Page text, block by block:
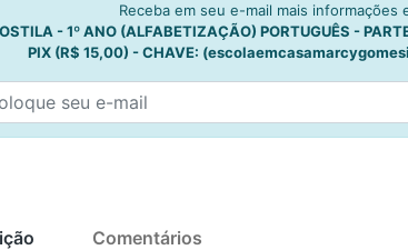
Receba em seu e-mail mais informações
- 1º ANO (ALFABETIZAÇÃO) PORTUGUÊS -
PIX (R$ 15,00) - CHAVE:
Comentários